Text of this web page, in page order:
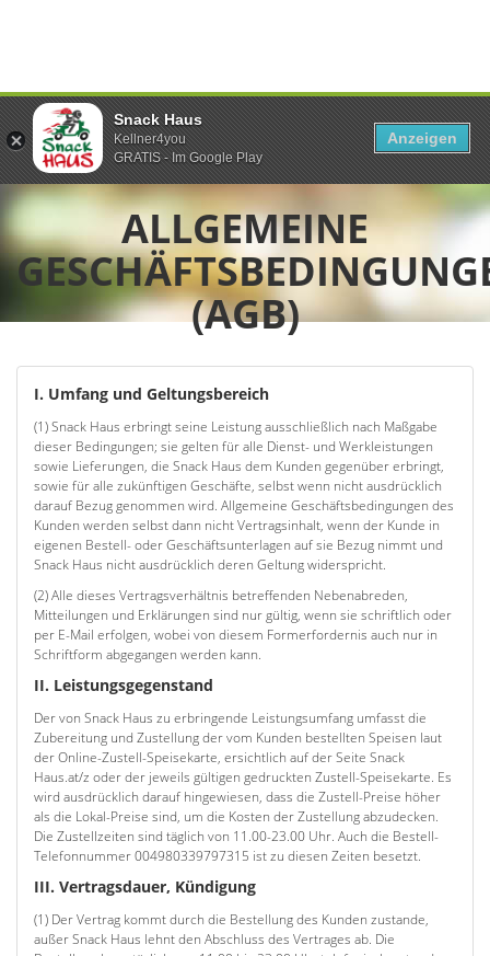
ALLGEMEINE
(AGB)
I. Umfang und Geltungsbereich
(1) Snack Haus erbringt seine Leistung ausschließlich nach Maßgabe
dieser Bedingungen; sie gelten für alle Dienst- und Werkleistungen
sowie Lieferungen, die Snack Haus dem Kunden gegenüber erbringt,
sowie für alle zukünftigen Geschäfte, selbst wenn nicht ausdrücklich
darauf Bezug genommen wird. Allgemeine Geschäftsbedingungen des
Kunden werden selbst dann nicht Vertragsinhalt, wenn der Kunde in
eigenen Bestell- oder Geschäftsunterlagen auf sie Bezug nimmt und
Snack Haus nicht ausdrücklich deren Geltung widerspricht.
(2) Alle dieses Vertragsverhältnis betreffenden Nebenabreden,
Mitteilungen und Erklärungen sind nur gültig, wenn sie schriftlich oder
per E-Mail erfolgen, wobei von diesem Formerfordernis auch nur in
Schriftform abgegangen werden kann.
II. Leistungsgegenstand
Der von Snack Haus zu erbringende Leistungsumfang umfasst die
Zubereitung und Zustellung der vom Kunden bestellten Speisen laut
der Online-Zustell-Speisekarte, ersichtlich auf der Seite Snack
Haus.at/z oder der jeweils gültigen gedruckten Zustell-Speisekarte. Es
wird ausdrücklich darauf hingewiesen, dass die Zustell-Preise höher
als die Lokal-Preise sind, um die Kosten der Zustellung abzudecken.
Die Zustellzeiten sind täglich von 11.00-23.00 Uhr. Auch die Bestell-
Telefonnummer 004980339797315 ist zu diesen Zeiten besetzt.
III. Vertragsdauer, Kündigung
(1) Der Vertrag kommt durch die Bestellung des Kunden zustande,
außer Snack Haus lehnt den Abschluss des Vertrages ab. Die
Snack Haus
Kellner4you
GRATIS - Im Google Play
Anzeigen